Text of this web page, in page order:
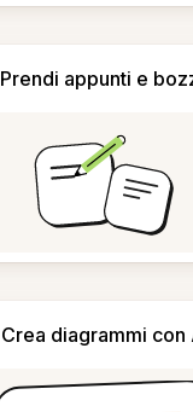
Prendi appunti e
Crea diagrammi con